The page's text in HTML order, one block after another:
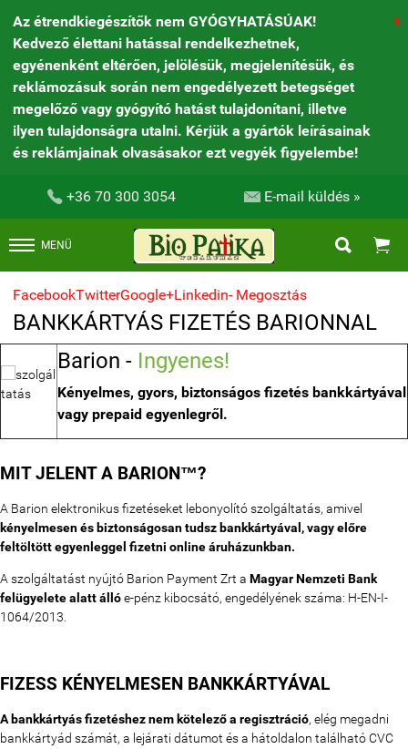
Az étrendkiegészítők nem GYÓGYHATÁSÚAK!
Kedvező élettani hatással rendelkezhetnek,
egyénenként eltérően, jelölésük, megjelenítésük, és
reklámozásuk során nem engedélyezett betegséget
megelőző vagy gyógyító hatást tulajdonítani, illetve
ilyen tulajdonságra utalni. Kérjük a gyártók leírásainak
és reklámjainak olvasásakor ezt vegyék figyelembe!
X
 +36 70 300 3054  E-mail küldés »
MENÜ  
FacebookTwitterGoogle+Linkedin- Megosztás
BANKKÁRTYÁS FIZETÉS BARIONNAL
Barion - Ingyenes!
Kényelmes, gyors, biztonságos fizetés bankkártyával
vagy prepaid egyenlegről.
MIT JELENT A BARION™?
A Barion elektronikus fizetéseket lebonyolító szolgáltatás, amivel
kényelmesen és biztonságosan tudsz bankkártyával, vagy előre
feltöltött egyenleggel fizetni online áruházunkban.
A szolgáltatást nyújtó Barion Payment Zrt a Magyar Nemzeti Bank
felügyelete alatt állóe-pénz kibocsátó, engedélyének száma: H-EN-I-
1064/2013.
FIZESS KÉNYELMESEN BANKKÁRTYÁVAL
A bankkártyás fizetéshez nem kötelező a regisztráció, elég megadni
bankkártyád számát, a lejárati dátumot és a hátoldalon található CVC